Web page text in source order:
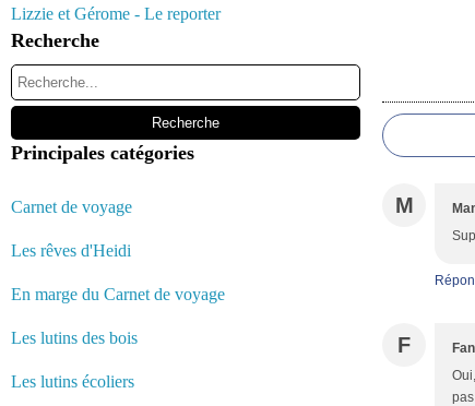
Lizzie et Gérome - Le reporter
Recherche
Principales catégories
Carnet de voyage
Les rêves d'Heidi
En marge du Carnet de voyage
Les lutins des bois
Les lutins écoliers
M
F